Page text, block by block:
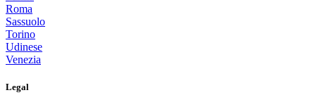
Roma
Sassuolo
Torino
Udinese
Venezia
Legal